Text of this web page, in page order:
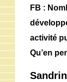
FB :
activité
Qu’en